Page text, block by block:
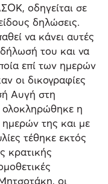
οδηγείται σε
δηλώσεις.
να κάνει αυτές
δήλωσή του και να
επί των ημερών
οι δικογραφίες
Αυγή στη
ολοκληρώθηκε η
της και με
τέθηκε εκτός
κρατικής
οι